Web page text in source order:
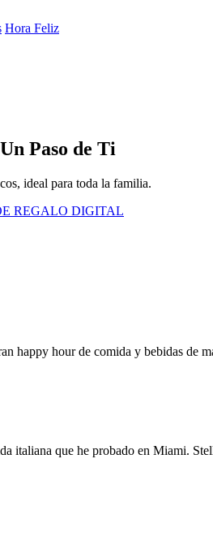
Hora Feliz
Paso de Ti
ideal para toda la familia.
REGALO DIGITAL
hour de comida y bebidas de
italiana que he probado en Miami.